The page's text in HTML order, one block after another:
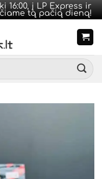
16:00, į LP Express ir
tą pačią dieną!